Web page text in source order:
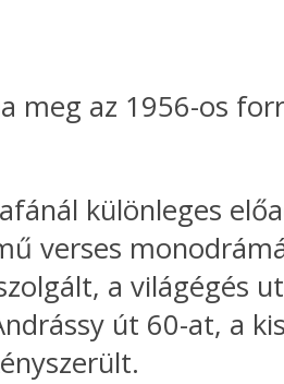
meg az 1956-os
különleges
verses
a világégés
út 60-at, a